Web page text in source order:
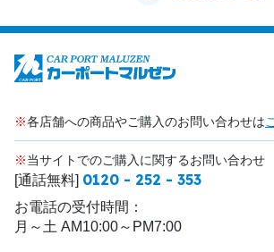
※各店舗への商品やご購入のお問い合わせは
※当サイトでのご購入に関するお問い合わせ
[通話無料] 0120 - 252 - 353
お電話の受付時間：
月～土 AM10:00～PM7:00